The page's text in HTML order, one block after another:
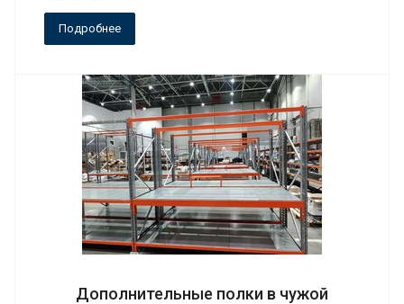
Подробнее
Дополнительные полки в чужой